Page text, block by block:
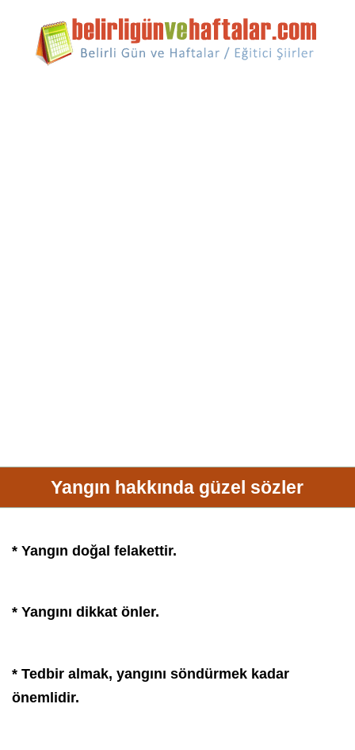
Yangın hakkında güzel sözler
* Yangın doğal felakettir.
* Yangını dikkat önler.
* Tedbir almak, yangını söndürmek kadar
önemlidir.